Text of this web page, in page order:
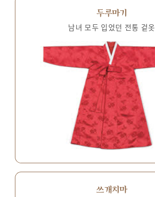
두루마기
남녀 모두 입었던 전통 겉옷
쓰개치마